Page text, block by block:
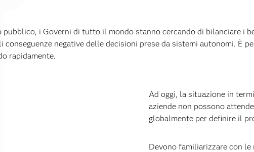
pubblico, i Governi di tutto il mondo stanno cercando di bilanciare i
conseguenze negative delle decisioni prese da sistemi autonomi. È
rapidamente.
Ad oggi, la situazione in
aziende non possono
globalmente per definire il
Devono familiarizzare con